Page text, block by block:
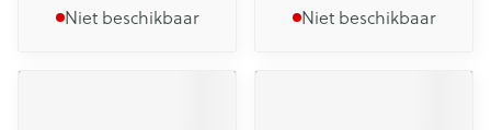
Niet beschikbaar Niet beschikbaar